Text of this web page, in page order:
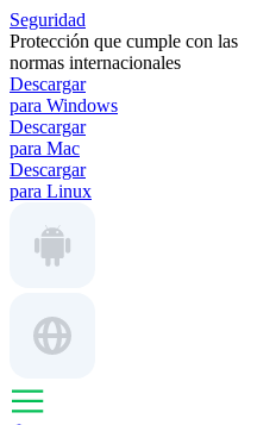
Seguridad
Protección que cumple con las
normas internacionales
Descargar
para Windows
Descargar
para Mac
Descargar
para Linux